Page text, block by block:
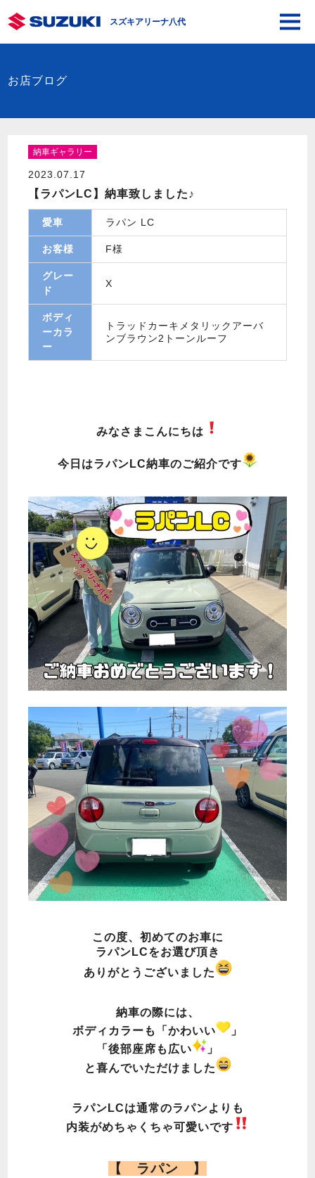
スズキアリーナ八代
お店ブログ
納車ギャラリー
2023.07.17
【ラパンLC】納車致しました♪
愛車 ラパン LC
お客様 F様
グレー
ド
X
ボディ
ーカラ
ー
トラッドカーキメタリックアーバ
ンブラウン2トーンルーフ
みなさまこんにちは
今日はラパンLC納車のご紹介です
この度、初めてのお車に
ラパンLCをお選び頂き
ありがとうございました
納車の際には、
ボディカラーも
「かわいい
」
「後部座席も広い
」
と喜んでいただけました
ラパンLCは通常のラパンよりも
内装がめちゃくちゃ可愛いです
【 ラパン 】